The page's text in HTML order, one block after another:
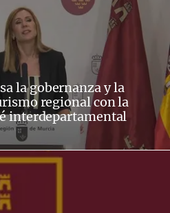
la gobernanza y la
regional con la
interdepartamental